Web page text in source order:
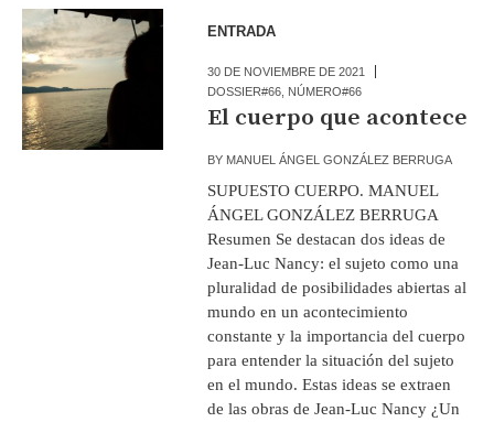
ENTRADA
30 DE NOVIEMBRE DE 2021
DOSSIER#66 NÚMERO#66
El cuerpo que acontece
BY MANUEL ÁNGEL GONZÁLEZ BERRUGA
SUPUESTO CUERPO. MANUEL
ÁNGEL GONZÁLEZ BERRUGA
Resumen Se destacan dos ideas de
Jean-Luc Nancy: el sujeto como una
pluralidad de posibilidades abiertas al
mundo en un acontecimiento
constante y la importancia del cuerpo
para entender la situación del sujeto
en el mundo. Estas ideas se extraen
de las obras de Jean-Luc Nancy ¿Un